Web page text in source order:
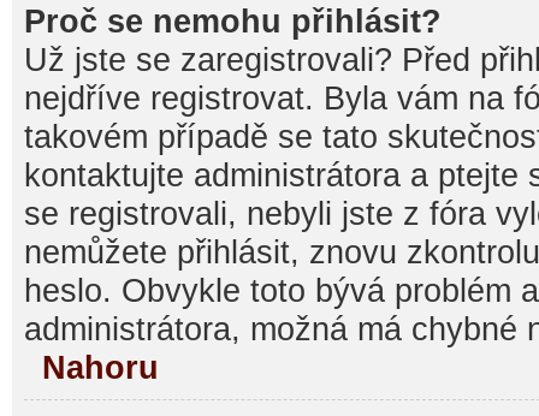
Proč se nemohu přihlásit?
Už jste se zaregistrovali? Před
nejdříve registrovat. Byla vám na
takovém případě se tato
kontaktujte administrátora a ptejte
se registrovali, nebyli jste z fóra
nemůžete přihlásit, znovu
heslo. Obvykle toto bývá problém
administrátora, možná má chybné
Nahoru